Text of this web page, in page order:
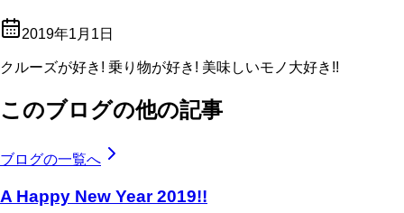
2019年1月1日
クルーズが好き! 乗り物が好き! 美味しいモノ大好き!!
このブログの他の記事
ブログの一覧へ
A Happy New Year 2019!!